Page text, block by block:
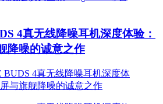
4真无线降噪耳机深度体验：
降噪的诚意之作